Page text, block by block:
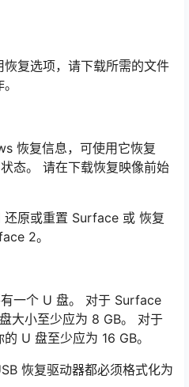
复选项，请下载所需的文件
恢复信息，可使用它恢复
态。 请在下载恢复映像前始
还原或重置 Surface 或 恢复
2。
一个 U 盘。 对于 Surface
大小至少应为 8 GB。 对于
U 盘至少应为 16 GB。
恢复驱动器都必须格式化为